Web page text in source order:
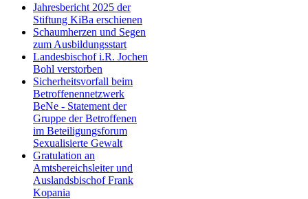
Jahresbericht 2025 der
Stiftung KiBa erschienen
Schaumherzen und Segen
zum Ausbildungsstart
Landesbischof i.R. Jochen
Bohl verstorben
Sicherheitsvorfall beim
Betroffenennetzwerk
BeNe - Statement der
Gruppe der Betroffenen
im Beteiligungsforum
Sexualisierte Gewalt
Gratulation an
Amtsbereichsleiter und
Auslandsbischof Frank
Kopania